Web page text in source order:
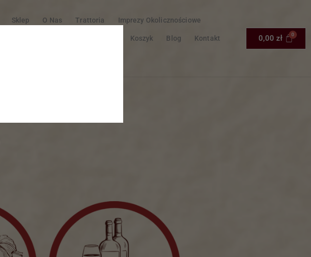
Sklep O Nas Trattoria Imprezy Okolicznościowe
Koszyk Blog Kontakt 0,00zł